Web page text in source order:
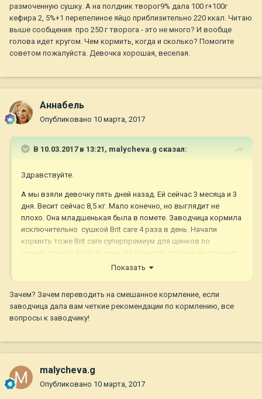
размоченную сушку. А на полдник творог9% дала 100 г+100г
кефира 2, 5%+1 перепелиное яйцо приблизительно 220 ккал. Читаю
выше сообщения про 250 г творога - это не много? И вообще
голова идет кругом. Чем кормить, когда и сколько? Помогите
советом пожалуйста. Девочка хорошая, веселая.
Aннaбель
Опубликовано 10 марта, 2017
В 10.03.2017 в 13:21, malycheva.g сказал:
Здравствуйте.
А мы взяли девочку пять дней назад. Ей сейчас 3 месяца и 3
дня. Весит сейчас 8,5 кг. Мало конечно, но выглядит не
плохо. Она младшенькая была в помете. Заводчица кормила
исключительно сушкой Brit care 4 раза в день. Начали
кормить тоже Brit care суперпремиум для щенков по
норме, только 5 раз в день. Но кажется. что она не доедает.
Решили перейти на натуралку. Вчера на ужин дали кашу из
5%+1 перепелиное яйцо приблизительно 220 ккал. Читаю
выше сообщения про 250 г творога - это не много? И вообще
голова идет кругом. Чем кормить, когда и сколько?
Показать
Зачем? Зачем переводить на смешанное кормление, если
заводчица дала вам четкие рекомендации по кормлению, все
вопросы к заводчику!
malycheva.g
Опубликовано 10 марта, 2017